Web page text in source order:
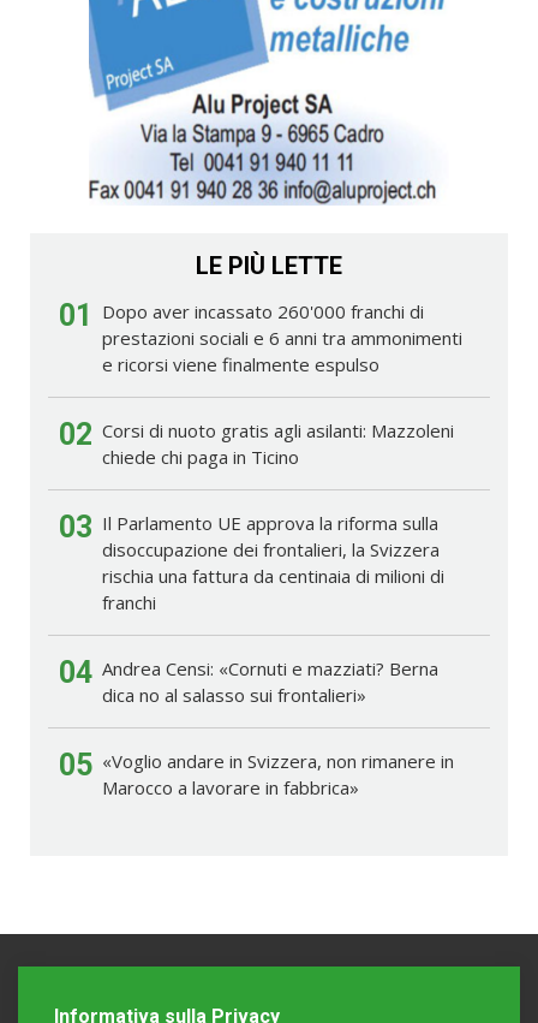
LE PIÙ LETTE
01
Dopo aver incassato 260'000 franchi di
prestazioni sociali e 6 anni tra ammonimenti
e ricorsi viene finalmente espulso
02 Corsi di nuoto gratis agli asilanti: Mazzoleni
chiede chi paga in Ticino
03 Il Parlamento UE approva la riforma sulla
disoccupazione dei frontalieri, la Svizzera
rischia una fattura da centinaia di milioni di
franchi
04 Andrea Censi: «Cornuti e mazziati? Berna
dica no al salasso sui frontalieri»
05 «Voglio andare in Svizzera, non rimanere in
Marocco a lavorare in fabbrica»
Informativa sulla Privacy